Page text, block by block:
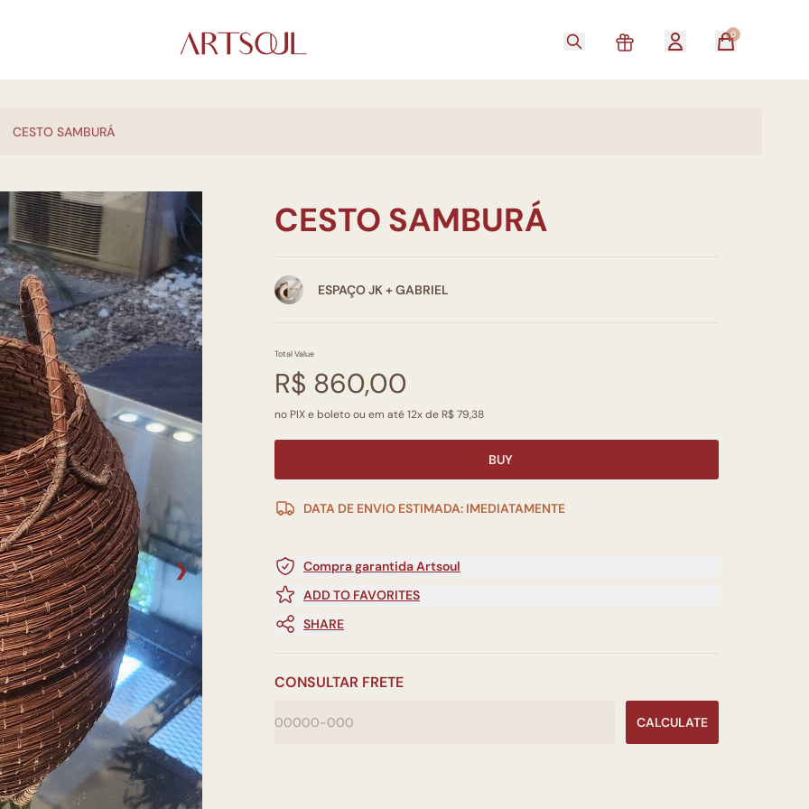
0
CESTO SAMBURÁ
❯
CESTO SAMBURÁ
ESPAÇO JK + GABRIEL
Total Value
R$ 860,00
no PIX e boleto ou em até 12x de R$ 79,38
BUY
DATA DE ENVIO ESTIMADA: IMEDIATAMENTE
Compra garantida Artsoul
ADD TO FAVORITES
SHARE
CONSULTAR FRETE
CALCULATE